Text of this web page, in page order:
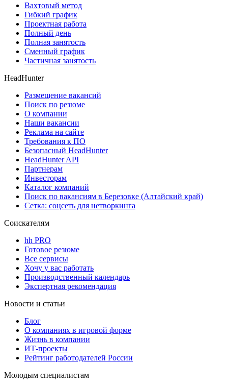
Вахтовый метод
Гибкий график
Проектная работа
Полный день
Полная занятость
Сменный график
Частичная занятость
HeadHunter
Размещение вакансий
Поиск по резюме
О компании
Наши вакансии
Реклама на сайте
Требования к ПО
Безопасный HeadHunter
HeadHunter API
Партнерам
Инвесторам
Каталог компаний
Поиск по вакансиям в Березовке (Алтайский край)
Сетка: соцсеть для нетворкинга
Соискателям
hh PRO
Готовое резюме
Все сервисы
Хочу у вас работать
Производственный календарь
Экспертная рекомендация
Новости и статьи
Блог
О компаниях в игровой форме
Жизнь в компании
ИТ-проекты
Рейтинг работодателей России
Молодым специалистам